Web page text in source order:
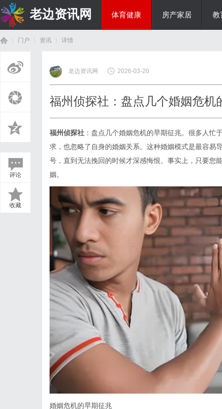
老边资讯网 体育健康 房产家居 教
门户 资讯
›
详情
评论
收藏
老边资讯网 2026-03-20
福州侦探社：盘点几个婚姻危机
福州侦探社 ：盘点几个婚姻危机的早期征兆。很多人
求，也忽略了自身的婚姻关系。这种婚姻模式是最容易
号，直到无法挽回的时候才深感悔恨。事实上，只要您
姻。
婚姻危机的早期征兆